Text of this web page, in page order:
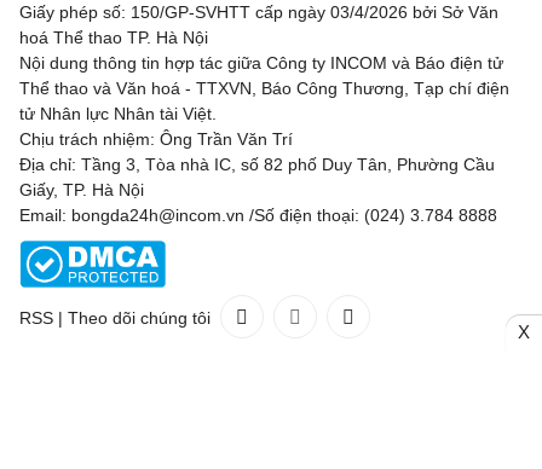
Giấy phép số: 150/GP-SVHTT cấp ngày 03/4/2026 bởi Sở Văn
hoá Thể thao TP. Hà Nội
Nội dung thông tin hợp tác giữa Công ty INCOM và Báo điện tử
Thể thao và Văn hoá - TTXVN, Báo Công Thương, Tạp chí điện
tử Nhân lực Nhân tài Việt.
Chịu trách nhiệm: Ông Trần Văn Trí
Địa chỉ: Tầng 3, Tòa nhà IC, số 82 phố Duy Tân, Phường Cầu
Giấy, TP. Hà Nội
Email: bongda24h@incom.vn /Số điện thoại: (024) 3.784 8888
RSS | Theo dõi chúng tôi
X